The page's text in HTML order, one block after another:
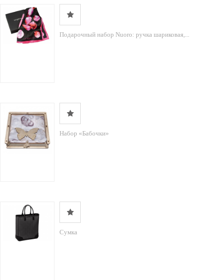
Подарочный набор Nuoro: ручка шариковая,...
Набор «Бабочки»
Сумка